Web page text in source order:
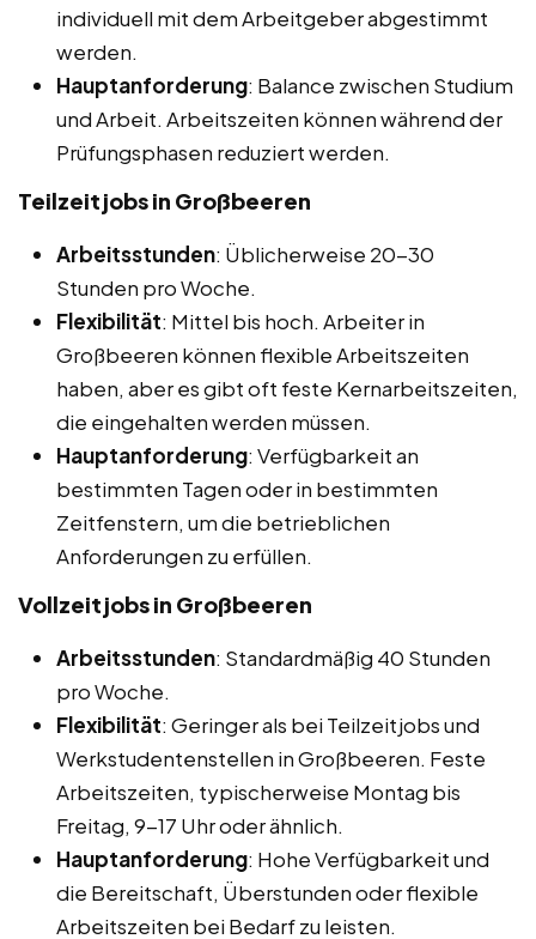
individuell mit dem Arbeitgeber abgestimmt
werden.
Hauptanforderung: Balance zwischen Studium
und Arbeit. Arbeitszeiten können während der
Prüfungsphasen reduziert werden.
Teilzeitjobs in Großbeeren
Arbeitsstunden: Üblicherweise 20-30
Stunden pro Woche.
Flexibilität: Mittel bis hoch. Arbeiter in
Großbeeren können flexible Arbeitszeiten
haben, aber es gibt oft feste Kernarbeitszeiten,
die eingehalten werden müssen.
Hauptanforderung: Verfügbarkeit an
bestimmten Tagen oder in bestimmten
Zeitfenstern, um die betrieblichen
Anforderungen zu erfüllen.
Vollzeitjobs in Großbeeren
Arbeitsstunden: Standardmäßig 40 Stunden
pro Woche.
Flexibilität: Geringer als bei Teilzeitjobs und
Werkstudentenstellen in Großbeeren. Feste
Arbeitszeiten, typischerweise Montag bis
Freitag, 9-17 Uhr oder ähnlich.
Hauptanforderung: Hohe Verfügbarkeit und
die Bereitschaft, Überstunden oder flexible
Arbeitszeiten bei Bedarf zu leisten.